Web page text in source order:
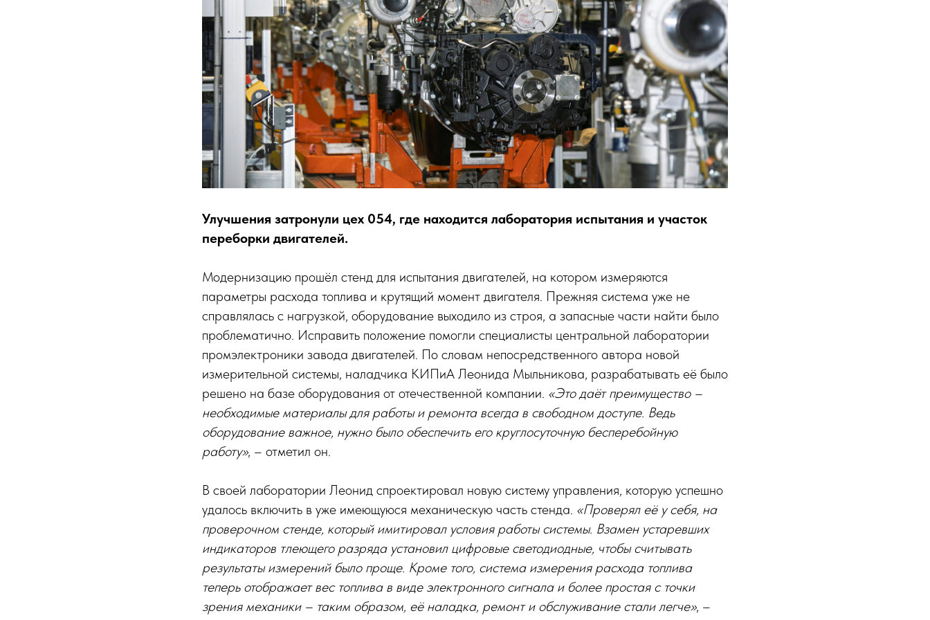
Улучшения затронули цех 054, где находится лаборатория испытания и участок
переборки двигателей.
Модернизацию прошёл стенд для испытания двигателей, на котором измеряются
параметры расхода топлива и крутящий момент двигателя. Прежняя система уже не
справлялась с нагрузкой, оборудование выходило из строя, а запасные части найти было
проблематично. Исправить положение помогли специалисты центральной лаборатории
промэлектроники завода двигателей. По словам непосредственного автора новой
измерительной системы, наладчика КИПиА Леонида Мыльникова, разрабатывать её было
решено на базе оборудования от отечественной компании. «Это даёт преимущество –
необходимые материалы для работы и ремонта всегда в свободном доступе. Ведь
оборудование важное, нужно было обеспечить его круглосуточную бесперебойную
работу», – отметил он.
В своей лаборатории Леонид спроектировал новую систему управления, которую успешно
удалось включить в уже имеющуюся механическую часть стенда. «Проверял её у себя, на
проверочном стенде, который имитировал условия работы системы. Взамен устаревших
индикаторов тлеющего разряда установил цифровые светодиодные, чтобы считывать
результаты измерений было проще. Кроме того, система измерения расхода топлива
теперь отображает вес топлива в виде электронного сигнала и более простая с точки
зрения механики – таким образом, её наладка, ремонт и обслуживание стали легче», –